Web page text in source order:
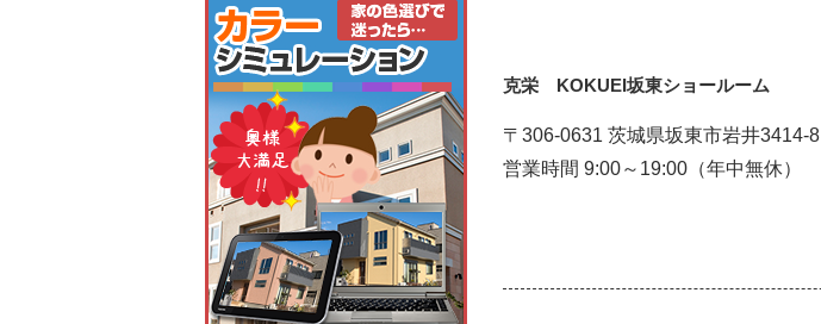
克栄 KOKUEI坂東ショールーム
〒306-0631 茨城県坂東市岩井3414-8
営業時間 9:00～19:00（年中無休）